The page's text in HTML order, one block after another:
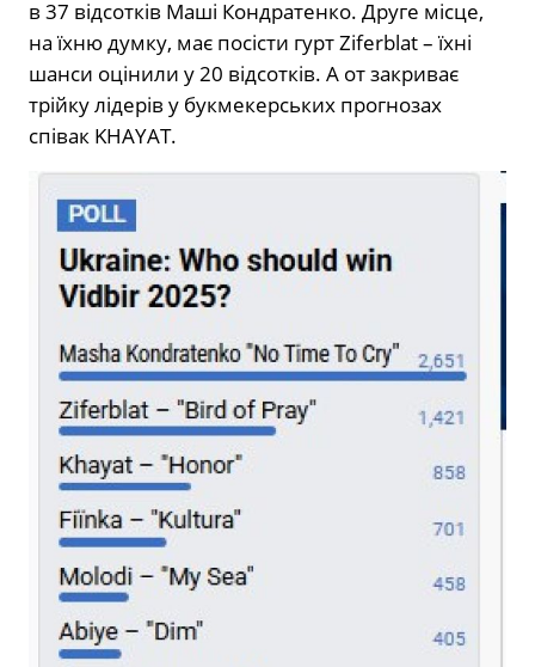
в 37 відсотків Маші Кондратенко. Друге місце,
на їхню думку, має посісти гурт Ziferblat – їхні
шанси оцінили у 20 відсотків. А от закриває
трійку лідерів у букмекерських прогнозах
співак KHAYAT.